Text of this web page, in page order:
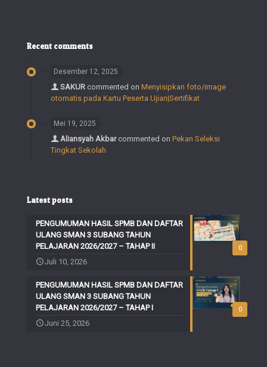
Recent comments
Desember 12, 2025
SAKUR commented on Menyisipkan foto/image
otomatis pada Kartu Peserta Ujian|Sertifikat
Mei 19, 2025
Aliansyah Akbarcommented on Pekan Seleksi
Tingkat Sekolah
Latest posts
0
PENGUMUMAN HASIL SPMB DAN DAFTAR
ULANG SMAN 3 SUBANG TAHUN
PELAJARAN 2026/2027 – TAHAP II
Juli 10, 2026
0
PENGUMUMAN HASIL SPMB DAN DAFTAR
ULANG SMAN 3 SUBANG TAHUN
PELAJARAN 2026/2027 – TAHAP I
Juni 25, 2026